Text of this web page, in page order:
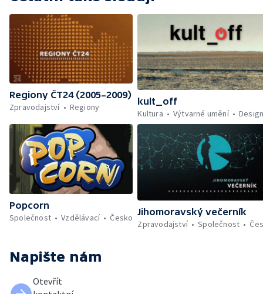
Regiony ČT24 (2005–2009)
Zpravodajství
Regiony
kult_off
Kultura
Výtvarné umění
Popcorn
Společnost
Vzdělávací Česko
Jihomoravský večerník
Zpravodajství
Společnost
Napište nám
Otevřít